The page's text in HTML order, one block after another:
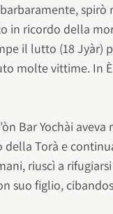
spirò
in ricordo della
il lutto (18 Jyàr)
molte vittime. In
Bar Yochài
Torà e
riuscì a
suo figlio,